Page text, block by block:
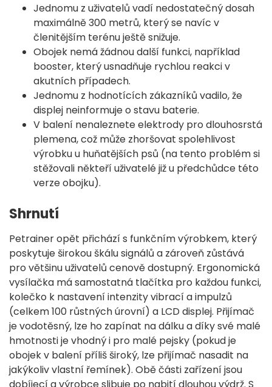
Jednomu z uživatelů vadí nedostatečný dosah
maximálně 300 metrů, který se navíc v
členitějším terénu ještě snižuje.
Obojek nemá žádnou další funkci, například
booster, který usnadňuje rychlou reakci v
akutních případech.
Jednomu z hodnotících zákazníků vadilo, že
displej neinformuje o stavu baterie.
V balení nenaleznete elektrody pro dlouhosrstá
plemena, což může zhoršovat spolehlivost
výrobku u huňatějších psů (na tento problém si
stěžovali někteří uživatelé již u předchůdce této
verze obojku).
Shrnutí
Petrainer opět přichází s funkčním výrobkem, který
poskytuje širokou škálu signálů a zároveň zůstává
pro většinu uživatelů cenově dostupný. Ergonomická
vysílačka má samostatná tlačítka pro každou funkci,
kolečko k nastavení intenzity vibrací a impulzů
(celkem 100 růstných úrovní) a LCD displej. Přijímač
je vodotěsný, lze ho zapínat na dálku a díky své malé
hmotnosti je vhodný i pro malé pejsky (pokud je
obojek v balení příliš široký, lze přijímač nasadit na
jakýkoliv vlastní řemínek). Obě části zařízení jsou
dobíjecí a výrobce slibuje po nabití dlouhou výdrž. S